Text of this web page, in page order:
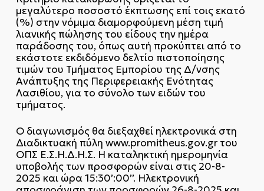
μεγαλύτερο ποσοστό έκπτωσης επί τοις εκατό
(%) στην νόμιμα διαμορφούμενη μέση τιμή
λιανικής πώλησης του είδους την ημέρα
παράδοσης του, όπως αυτή προκύπτει από το
εκάστοτε εκδιδόμενο δελτίο πιστοποίησης
τιμών του Τμήματος Εμπορίου της Δ/νσης
Ανάπτυξης της Περιφερειακής Ενότητας
Λασιθίου, για το σύνολο των ειδών του
τμήματος.
Ο διαγωνισμός θα διεξαχθεί ηλεκτρονικά στη
Διαδικτυακή πύλη www.promitheus.gov.gr του
ΟΠΣ Ε.Σ.Η.Δ.Η.Σ. Η καταληκτική ημερομηνία
υποβολής των προσφορών είναι στις 20-8-
2025 και ώρα 15:30’:00’’. Ηλεκτρονική